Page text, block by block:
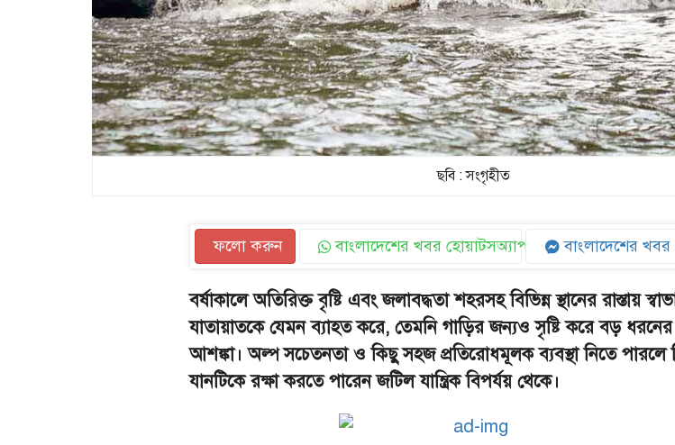
ছবি : সংগৃহীত
ফলো করুন বাংলাদেশের খবর হোয়াটসঅ্যাপ বাংলাদেশের খবর
বর্ষাকালে অতিরিক্ত বৃষ্টি এবং জলাবদ্ধতা শহরসহ বিভিন্ন স্থানের রাস্তায়
যাতায়াতকে যেমন ব্যাহত করে, তেমনি গাড়ির জন্যও সৃষ্টি করে বড় ধরনের
আশঙ্কা। অল্প সচেতনতা ও কিছু সহজ প্রতিরোধমূলক ব্যবস্থা নিতে পারলে
যানটিকে রক্ষা করতে পারেন জটিল যান্ত্রিক বিপর্যয় থেকে।